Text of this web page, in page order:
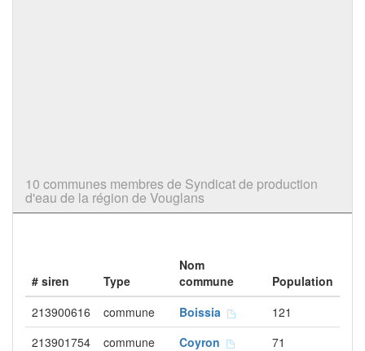
10 communes membres de Syndicat de production
d'eau de la région de Vouglans
# siren Type
Nom
commune
Population
213900616
commune Boissia
121
213901754
commune Coyron
71